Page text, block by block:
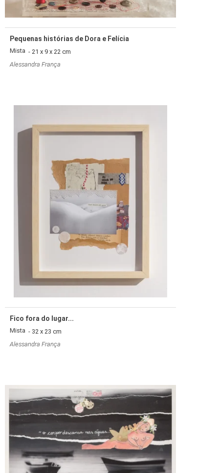
Pequenas histórias de Dora e Felícia
Mista - 21 x 9 x 22 cm
Alessandra França
Fico fora do lugar...
Mista - 32 x 23 cm
Alessandra França